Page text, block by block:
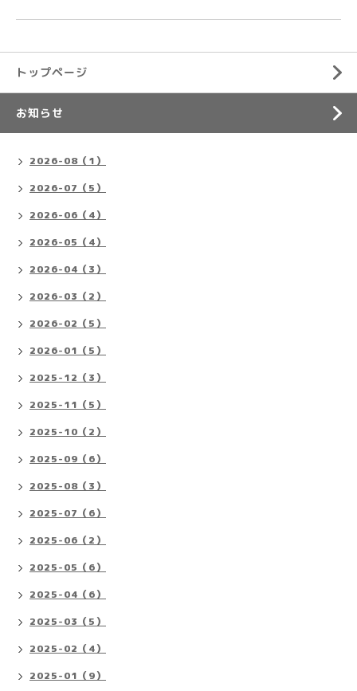
トップページ
お知らせ
2026-08（1）
2026-07（5）
2026-06（4）
2026-05（4）
2026-04（3）
2026-03（2）
2026-02（5）
2026-01（5）
2025-12（3）
2025-11（5）
2025-10（2）
2025-09（6）
2025-08（3）
2025-07（6）
2025-06（2）
2025-05（6）
2025-04（6）
2025-03（5）
2025-02（4）
2025-01（9）